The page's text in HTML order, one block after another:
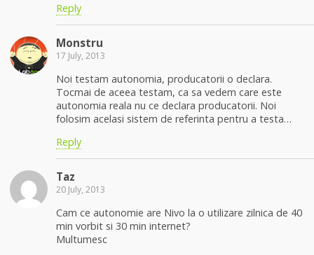
Reply
Monstru
17 July, 2013
Noi testam autonomia, producatorii o declara.
Tocmai de aceea testam, ca sa vedem care este
autonomia reala nu ce declara producatorii. Noi
folosim acelasi sistem de referinta pentru a testa…
Reply
Taz
20 July, 2013
Cam ce autonomie are Nivo la o utilizare zilnica de 40
min vorbit si 30 min internet?
Multumesc